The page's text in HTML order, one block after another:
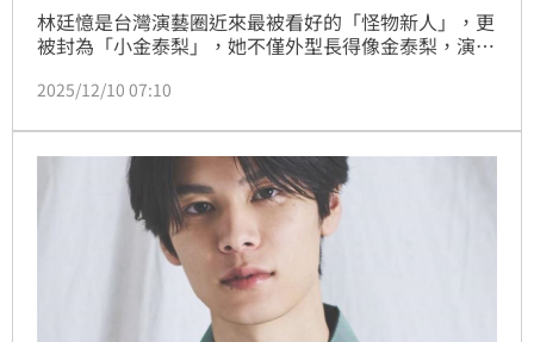
林廷憶是台灣演藝圈近來最被看好的「怪物新人」，更
被封為「小金泰梨」，她不僅外型長得像金泰梨，演技
果然《影后》上線後她一炮而紅，才24歲的她更與前輩
鐘影后，雖然沒有得獎，但未來的星途一片光明。
2025/12/10 07:10